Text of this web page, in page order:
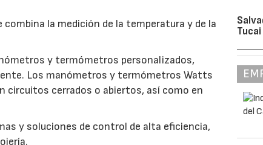
la medición de la temperatura y de la
y termómetros personalizados,
Los manómetros y termómetros Watts
circuitos cerrados o abiertos, así como en
y soluciones de control de alta eficiencia,